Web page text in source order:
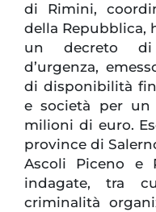
di Rimini,
della Repubblica,
un decreto di
d’urgenza,
di disponibilità
e società per un
milioni di euro.
province di
Ascoli Piceno e
indagate, tra
criminalità